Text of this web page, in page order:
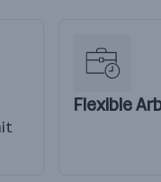
Flexible